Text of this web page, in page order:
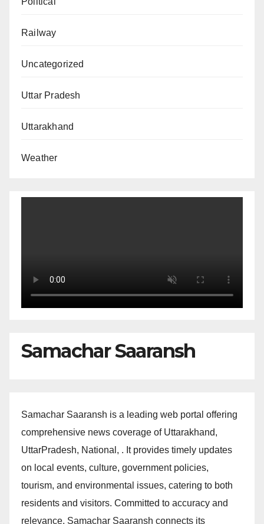
Railway
Uncategorized
Uttar Pradesh
Uttarakhand
Weather
Samachar Saaransh
Samachar Saaransh is a leading web portal offering
comprehensive news coverage of Uttarakhand,
UttarPradesh, National, . It provides timely updates
on local events, culture, government policies,
tourism, and environmental issues, catering to both
residents and visitors. Committed to accuracy and
relevance, Samachar Saaransh connects its